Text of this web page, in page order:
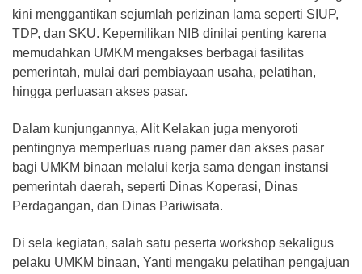
kini menggantikan sejumlah perizinan lama seperti SIUP,
TDP, dan SKU. Kepemilikan NIB dinilai penting karena
memudahkan UMKM mengakses berbagai fasilitas
pemerintah, mulai dari pembiayaan usaha, pelatihan,
hingga perluasan akses pasar.
Dalam kunjungannya, Alit Kelakan juga menyoroti
pentingnya memperluas ruang pamer dan akses pasar
bagi UMKM binaan melalui kerja sama dengan instansi
pemerintah daerah, seperti Dinas Koperasi, Dinas
Perdagangan, dan Dinas Pariwisata.
Di sela kegiatan, salah satu peserta workshop sekaligus
pelaku UMKM binaan, Yanti mengaku pelatihan pengajuan